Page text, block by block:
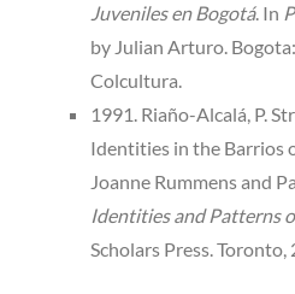
Juveniles en Bogotá. In
by Julian Arturo.
Colcultura.
1991. Riaño-Alcalá, P.
Identities in the Barrios
Joanne Rummens and
Identities and Patterns
Scholars Press. Toronto,